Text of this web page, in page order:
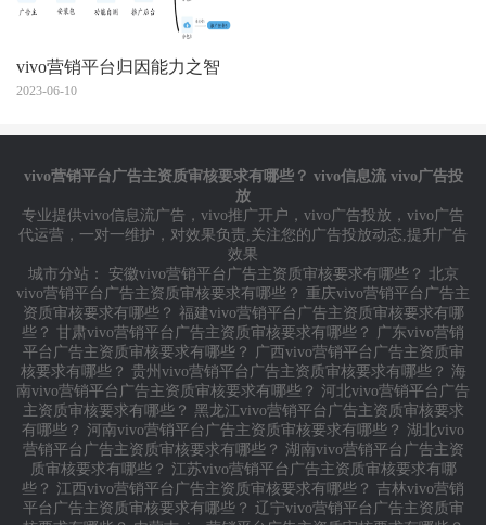
vivo营销平台归因能力之智
能分包功能介绍（上）
2023-06-10
vivo营销平台广告主资质审核要求有哪些？ vivo信息流 vivo广告投
放
专业提供vivo信息流广告 ， vivo推广开户 ， vivo广告投放 ， vivo广告
代运营 ，一对一维护，对效果负责,关注您的广告投放动态,提升广告
效果
城市分站： 安徽vivo营销平台广告主资质审核要求有哪些？ 北京
vivo营销平台广告主资质审核要求有哪些？ 重庆vivo营销平台广告主
资质审核要求有哪些？ 福建vivo营销平台广告主资质审核要求有哪
些？ 甘肃vivo营销平台广告主资质审核要求有哪些？ 广东vivo营销
平台广告主资质审核要求有哪些？ 广西vivo营销平台广告主资质审
核要求有哪些？ 贵州vivo营销平台广告主资质审核要求有哪些？ 海
南vivo营销平台广告主资质审核要求有哪些？ 河北vivo营销平台广告
主资质审核要求有哪些？ 黑龙江vivo营销平台广告主资质审核要求
有哪些？ 河南vivo营销平台广告主资质审核要求有哪些？ 湖北vivo
营销平台广告主资质审核要求有哪些？ 湖南vivo营销平台广告主资
质审核要求有哪些？ 江苏vivo营销平台广告主资质审核要求有哪
些？ 江西vivo营销平台广告主资质审核要求有哪些？ 吉林vivo营销
平台广告主资质审核要求有哪些？ 辽宁vivo营销平台广告主资质审